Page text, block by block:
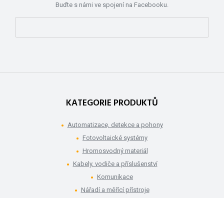
Buďte s námi ve spojení na Facebooku.
KATEGORIE PRODUKTŮ
Automatizace, detekce a pohony
Fotovoltaické systémy
Hromosvodný materiál
Kabely, vodiče a příslušenství
Komunikace
Nářadí a měřící přístroje